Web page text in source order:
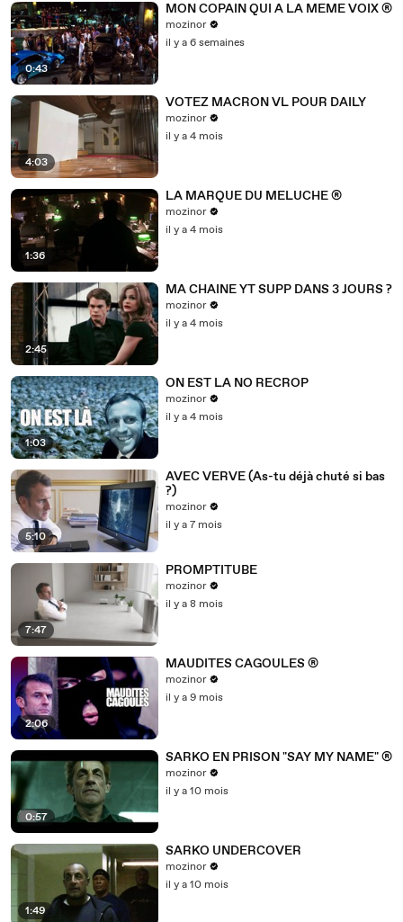
0:43
MON COPAIN QUI A LA MEME VOIX ®
mozinor
il y a 6 semaines
4:03
VOTEZ MACRON VL POUR DAILY
mozinor
il y a 4 mois
1:36
LA MARQUE DU MELUCHE ®
mozinor
il y a 4 mois
2:45
MA CHAINE YT SUPP DANS 3 JOURS ?
mozinor
il y a 4 mois
1:03
ON EST LA NO RECROP
mozinor
il y a 4 mois
5:10
AVEC VERVE (As-tu déjà chuté si bas
?)
mozinor
il y a 7 mois
7:47
PROMPTITUBE
mozinor
il y a 8 mois
2:06
MAUDITES CAGOULES ®
mozinor
il y a 9 mois
0:57
SARKO EN PRISON "SAY MY NAME" ®
mozinor
il y a 10 mois
1:49
SARKO UNDERCOVER
mozinor
il y a 10 mois